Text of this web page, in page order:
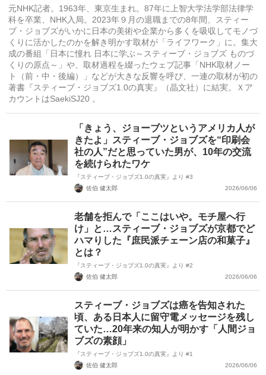
元NHK記者。1963年、東京生まれ。87年に上智大学法学部法律学
科を卒業、NHK入局。2023年９月の退職までの8年間
、スティー
ブ・ ジョブズがいかに日本の美術や企業から多くを吸収してモノづ
くり に活かしたのかを解き明かす取材が「ライフワーク」に。 集大
成の番組「日本に憧れ 日本に学ぶ～スティーブ・ジョブズ ものづ
くりの原点～」や、取材過程を綴ったウェブ記事「NHK取材ノー
ト（前・中・後編）」などが大きな反響を呼び、 一連の取材が初の
著書『スティーブ・ジョブズ1.0の真実』（晶文社）に結実。Ｘア
カウントはSaekiSJ20 。
「きょう、ジョーブツというアメリカ人が
きたよ」スティーブ・ジョブズを“印刷会
社の人”だと思っていた男が、10年の交流
を続けられたワケ
『スティーブ・ジョブズ1.0の真実』より #3
佐伯 健太郎
2026/06/06
老舗を拒んで「ここはいや。モチ屋へ行
け」と…スティーブ・ジョブズが京都でど
ハマりした『庶民派チェーン店の和菓子』
とは？
『スティーブ・ジョブズ1.0の真実』より #2
佐伯 健太郎
2026/06/06
スティーブ・ジョブズは癌を告知された
頃、ある日本人に留守電メッセージを残し
ていた…20年来の知人が明かす「人間ジョ
ブズの素顔」
『スティーブ・ジョブズ1.0の真実』より #1
佐伯 健太郎
2026/06/06